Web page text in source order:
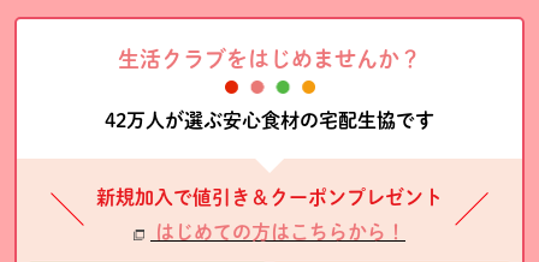
生活クラブをはじめませんか？
42万人が選ぶ安心食材の宅配生協です
新規加入で値引き＆クーポンプレゼント
はじめての方はこちらから！